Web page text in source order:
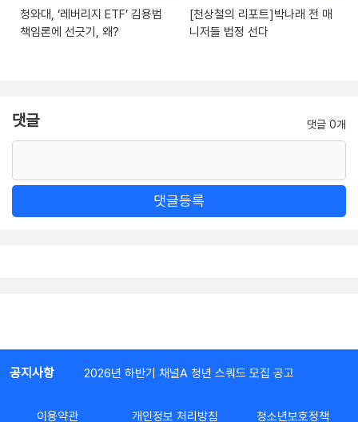
청와대, ‘레버리지 ETF’ 김용범
책임론에 선긋기, 왜?
[천상철의 리포트]박나래 전 매
니저들 법정 선다
댓글 댓글 0개
댓글등록
공지사항 2026년 하반기 채널A 청년 스쿼드 모집 공고
이용약관 개인정보 처리방침 청소년보호정책